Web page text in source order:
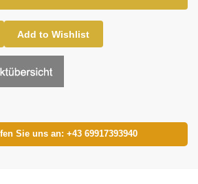
Add to Wishlist
Sie uns an: +43 69917393940